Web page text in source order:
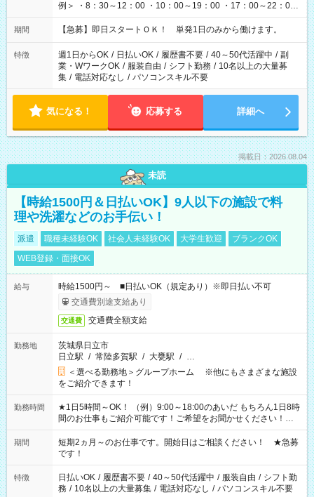
例＞ ・8：30～12：00 ・10：00～19：00 ・17：00～22：00
・13：00～22：00 ・22：00～翌6：00 など
期間 【急募】即日スタートＯＫ！ 単発1日のみから働けます。
特徴 週1日からOK / 日払いOK / 履歴書不要 / 40～50代活躍中 / 副
業・WワークOK / 服装自由 / シフト勤務 / 10名以上の大量募
集 / 電話対応なし / パソコンスキル不要
気になる！ 応募する 詳細へ
掲載日：2026.08.04
未読
【時給1500円＆日払いOK】9人以下の施設で料
理や洗濯などのお手伝い！
派遣 職種未経験OK 社会人未経験OK 大学生歓迎
ブランクOK
WEB登録・面接OK
給与
時給1500円～ ■日払いOK（規定あり）※即日払い不可
交通費別途支給あり
交通費 交通費全額支給
勤務地
茨城県日立市
日立駅 / 常陸多賀駅 / 大甕駅 / …
＜選べる勤務地＞グループホーム ※他にもさまざまな施設
をご紹介できます！
勤務時間
★1日5時間～OK！ （例）9:00～18:00のあいだ もちろん1日8時
間のお仕事もご紹介可能です！ご希望をお聞かせください！★
家庭の都合でお休みが必要な場合も遠慮なくご相談ください。
※週最低15時間以上の勤務が必要です
期間
短期2ヵ月～のお仕事です。開始日はご相談ください！ ★急募
です！
特徴 日払いOK / 履歴書不要 / 40～50代活躍中 / 服装自由 / シフト勤
務 / 10名以上の大量募集 / 電話対応なし / パソコンスキル不要